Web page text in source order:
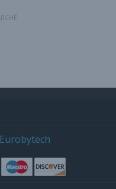
Eurobytech